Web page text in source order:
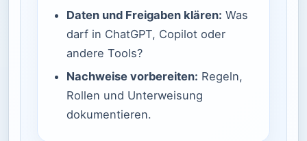
Daten und Freigaben klären: Was
darf in ChatGPT, Copilot oder
andere Tools?
Nachweise vorbereiten: Regeln,
Rollen und Unterweisung
dokumentieren.